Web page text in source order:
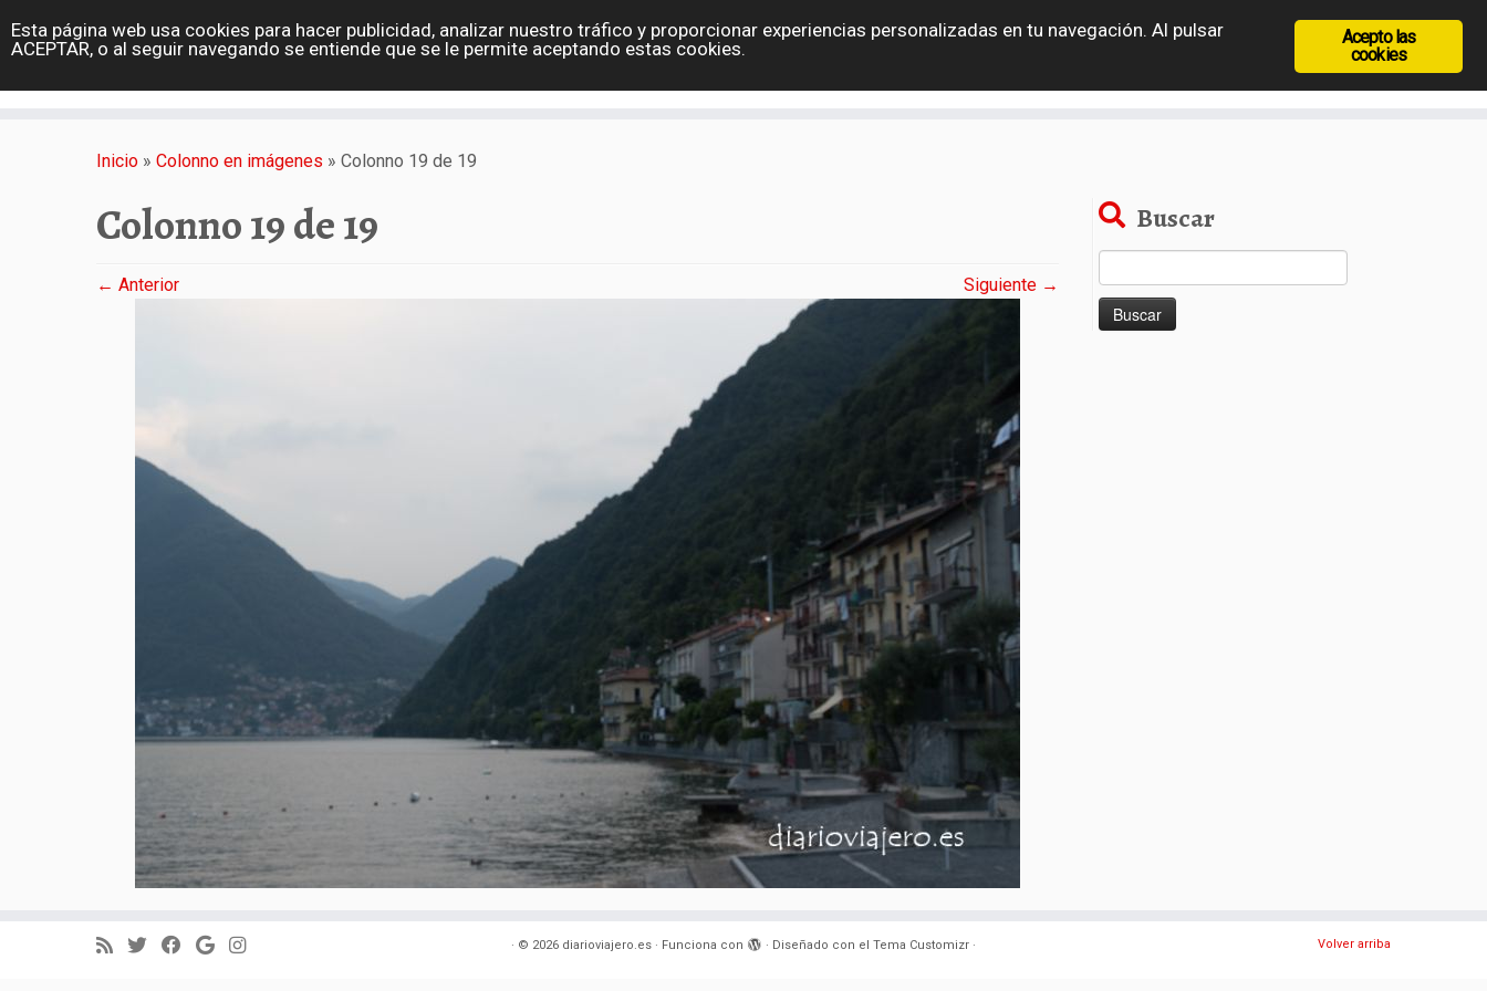
diarioviajero.es Portada Eslovaquia España Holanda Polonia Grecia Rep. Checa Hungría
Rumanía
Inicio » Colonno en imágenes » Colonno 19 de 19
Colonno 19 de 19
← Anterior Siguiente →
Buscar
· © 2026 diarioviajero.es · Funciona con · Diseñado con el Tema Customizr · Volver arriba
Acepto las
cookies
Esta página web usa cookies para hacer publicidad, analizar nuestro tráfico y proporcionar experiencias personalizadas en tu navegación. Al pulsar
ACEPTAR, o al seguir navegando se entiende que se le permite aceptando estas cookies.